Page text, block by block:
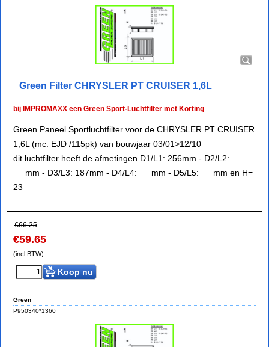
Green Filter CHRYSLER PT CRUISER 1,6L
bij IMPROMAXX een Green Sport-Luchtfilter met Korting
Green Paneel Sportluchtfilter voor de CHRYSLER PT CRUISER
1,6L (mc: EJD /115pk) van bouwjaar 03/01>12/10
dit luchtfilter heeft de afmetingen D1/L1: 256mm - D2/L2:
──mm - D3/L3: 187mm - D4/L4: ──mm - D5/L5: ──mm en H=
23
€66.25
€59.65
(incl BTW)
Koop nu
Green
P950340*1360